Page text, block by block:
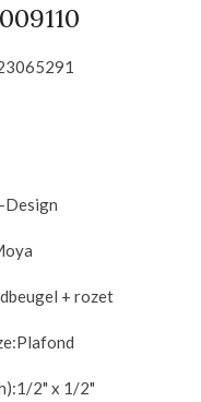
Design
+ rozet
Plafond
1/2" x 1/2"